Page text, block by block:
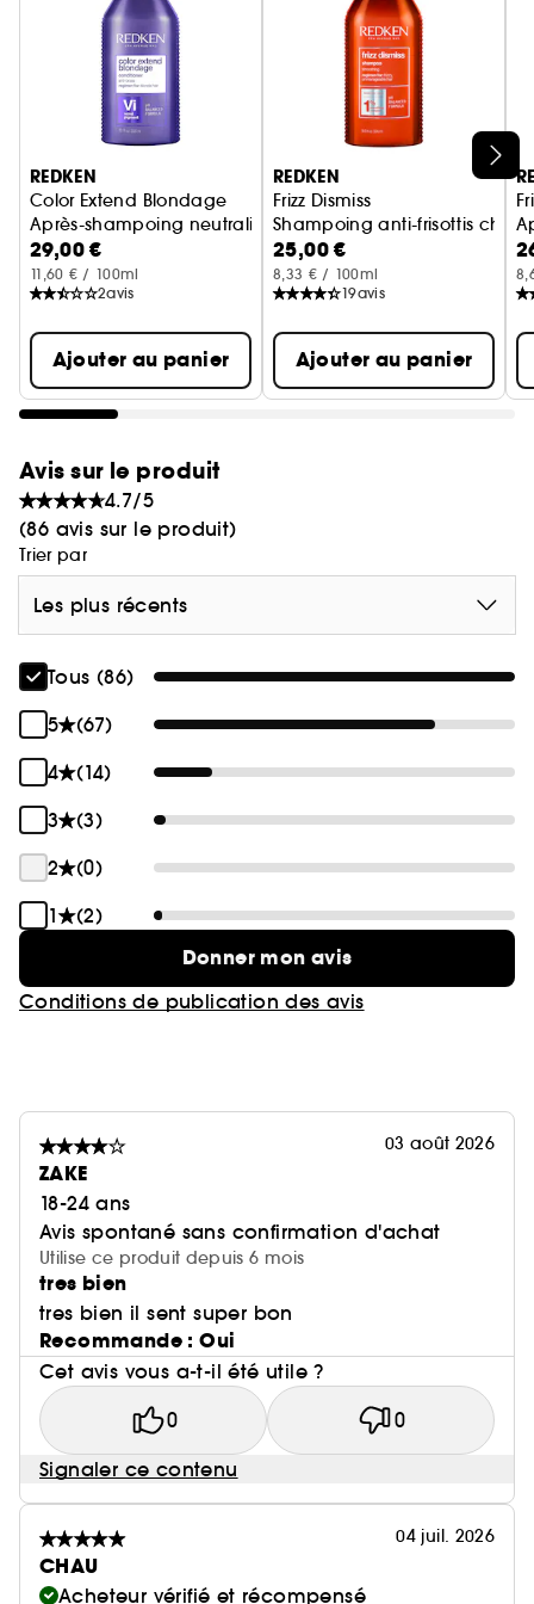
Ignorer le carrousel produits
REDKEN
Color Extend Blondage
Après-shampoing neutralisant cheveux blonds
29,00 €
11,60 € / 100ml
2avis
Ajouter au panier
REDKEN
Frizz Dismiss
Shampoing anti-frisottis
25,00 €
8,33 € / 100ml
19avis
Ajouter au panier
Avis sur le produit
4.7/5
(86 avis sur le produit)
Trier par
Les plus récents
Tous (86)
5
(67)
4
(14)
3
(3)
2
(0)
1
(2)
Donner mon avis
Conditions de publication des avis
03 août 2026
ZAKE
18-24 ans
Avis spontané sans confirmation d'achat
Utilise ce produit depuis 6 mois
tres bien
tres bien il sent super bon
Recommande : Oui
Cet avis vous a-t-il été utile ?
0 0
Signaler ce contenu
04 juil. 2026
CHAU
Acheteur vérifié et récompensé